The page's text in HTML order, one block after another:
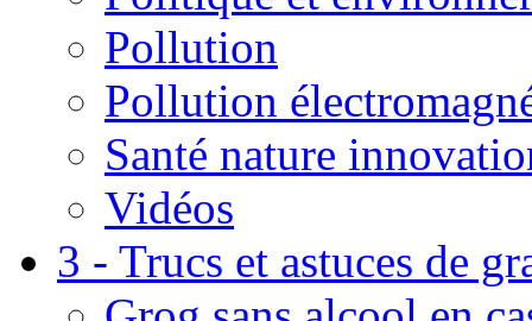
Pollution
Pollution
Santé nature
Vidéos
3 - Trucs et astuces de